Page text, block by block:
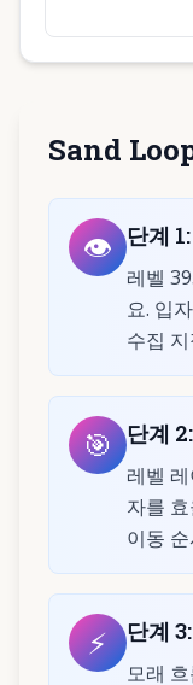
Sand
👁️ 단계 1:
레벨
요. 입
수집
🎯 단계 2:
레벨
자를
이동
⚡ 단계 3:
모래